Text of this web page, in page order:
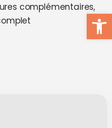
Ouvrir
complémentaires,